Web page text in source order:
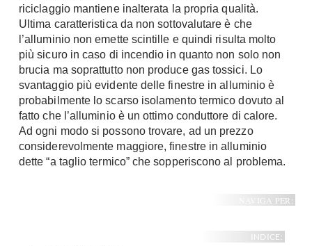
riciclaggio mantiene inalterata la propria qualità.
Ultima caratteristica da non sottovalutare è che
l’alluminio non emette scintille e quindi risulta molto
più sicuro in caso di incendio in quanto non solo non
brucia ma soprattutto non produce gas tossici. Lo
svantaggio più evidente delle finestre in alluminio è
probabilmente lo scarso isolamento termico dovuto al
fatto che l’alluminio è un ottimo conduttore di calore.
Ad ogni modo si possono trovare, ad un prezzo
considerevolmente maggiore, finestre in alluminio
dette “a taglio termico” che sopperiscono al problema.
NAVIGA PER:
INDICE: